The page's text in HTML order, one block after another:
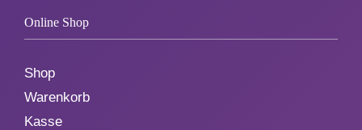
Online Shop
Shop
Warenkorb
Kasse